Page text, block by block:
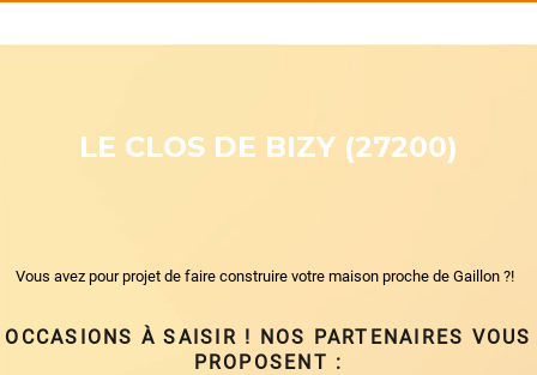
LE CLOS DE BIZY (27200)
Vous avez pour projet de faire construire votre maison proche de Gaillon ?!
OCCASIONS À SAISIR ! NOS PARTENAIRES VOUS
PROPOSENT :